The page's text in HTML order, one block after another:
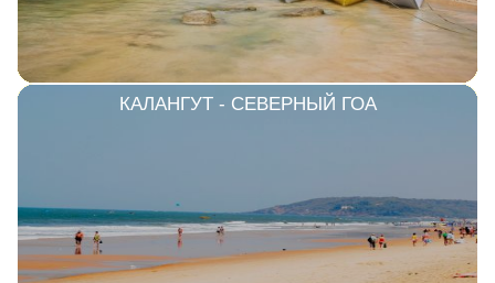
КАЛАНГУТ - СЕВЕРНЫЙ ГОА